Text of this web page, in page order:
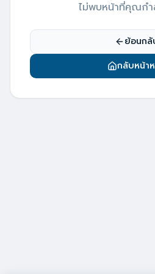
ไม่พบหน้าที่คุณกำ
ย้อนกลั
กลับหน้า